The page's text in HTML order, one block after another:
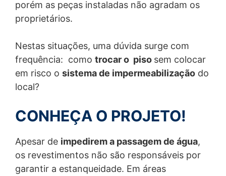
Proteção de
Superfícies
Estações de
Tratamento de Água
e Efluentes
Pontes
Torres Eólicas
Juntas &
Edifícios
Comerciais e
Residenciais
porém as peças instaladas não agradam os
proprietários.
Nestas situações, uma dúvida surge com
frequência: como trocar o piso sem colocar
em risco o sistema de impermeabilização do
local?
CONHEÇA O PROJETO!
Apesar de impedirem a passagem de água,
os revestimentos não são responsáveis por
garantir a estanqueidade. Em áreas
Pode acontecer de realizarmos o tratamento de dados
pessoais para finalidades não previstas neste Aviso de
prévia, mantendo resguardado os seus direitos.
Nossas finalidades incluem:
1. Executar o contrato, fornecendo os
produtos e serviços de forma adequada;
usuários;
4. Avaliar e aperfeiçoar os produtos e serviços
comercializados e as nossas finalidades;
5. Divulgar sobre os nossos produtos,
serviços, atualizações e outros assuntos que você
possa ter interesse;
Assunto*
Mensagem